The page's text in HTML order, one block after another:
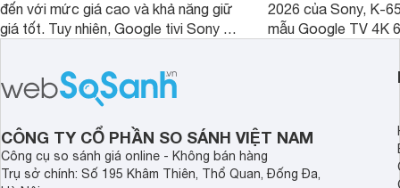
đến với mức giá cao và khả năng giữ
giá tốt. Tuy nhiên, Google tivi Sony 55
hợp đáng chú ý khi có mức giá dễ
tiếp cận hơn dù mới ra mắt trong năm
2026 của Sony, K-
mẫu Google TV 4K
tảng Google TV
nghệ hỗ trợ nâng
CÔNG TY CỔ PHẦN SO SÁNH VIỆT NAM
Công cụ so sánh giá online - Không bán hàng
Trụ sở chính: Số 195 Khâm Thiên, Thổ Quan, Đống Đa,